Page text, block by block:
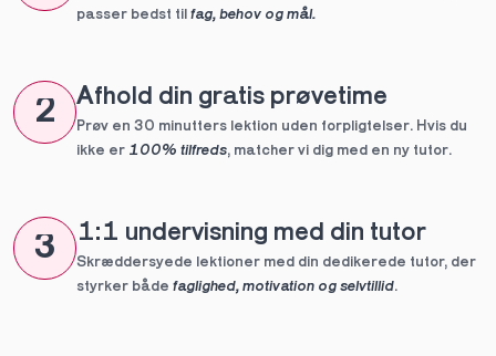
passer bedst til fag, behov og mål.
2 Afhold din gratis prøvetime
Prøv en 30 minutters lektion uden forpligtelser. Hvis du
ikke er 100% tilfreds, matcher vi dig med en ny tutor.
3 1:1 undervisning med din tutor
Skræddersyede lektioner med din dedikerede tutor, der
styrker både faglighed, motivation og selvtillid.